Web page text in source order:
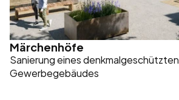
Märchenhöfe
Sanierung eines denkmalgeschützten
Gewerbegebäudes